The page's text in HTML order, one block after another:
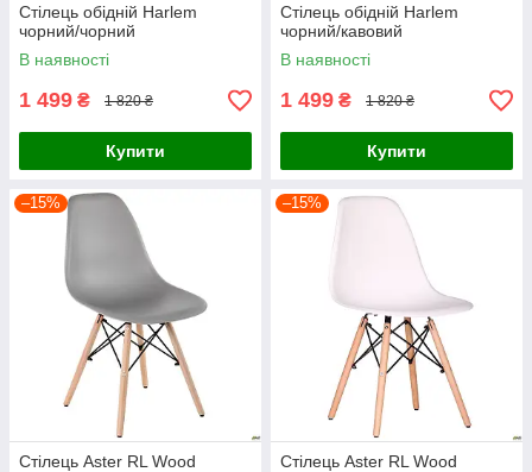
Стілець обідній Harlem
чорний/чорний
В наявності
1 499 ₴ 1 820 ₴
Купити
Стілець обідній Harlem
чорний/кавовий
В наявності
1 499 ₴ 1 820 ₴
Купити
–15%
Стілець Aster RL Wood
–15%
Стілець Aster RL Wood